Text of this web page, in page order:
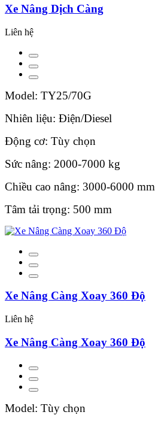
Xe Nâng Dịch Càng
Liên hệ
Model: TY25/70G
Nhiên liệu: Điện/Diesel
Động cơ: Tùy chọn
Sức nâng: 2000-7000 kg
Chiều cao nâng: 3000-6000 mm
Tâm tải trọng: 500 mm
Xe Nâng Càng Xoay 360 Độ
Liên hệ
Xe Nâng Càng Xoay 360 Độ
Model: Tùy chọn